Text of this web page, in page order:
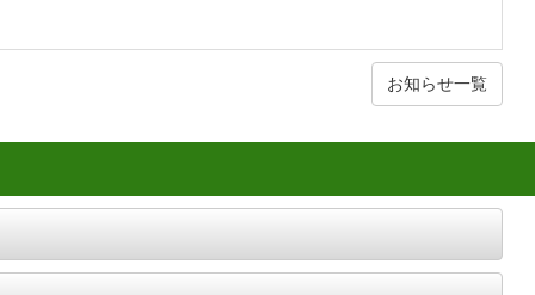
お知らせ一覧